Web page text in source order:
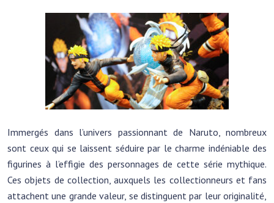
Immergés dans l’univers passionnant de Naruto, nombreux
sont ceux qui se laissent séduire par le charme indéniable des
figurines à l’effigie des personnages de cette série mythique.
Ces objets de collection, auxquels les collectionneurs et fans
attachent une grande valeur, se distinguent par leur originalité,